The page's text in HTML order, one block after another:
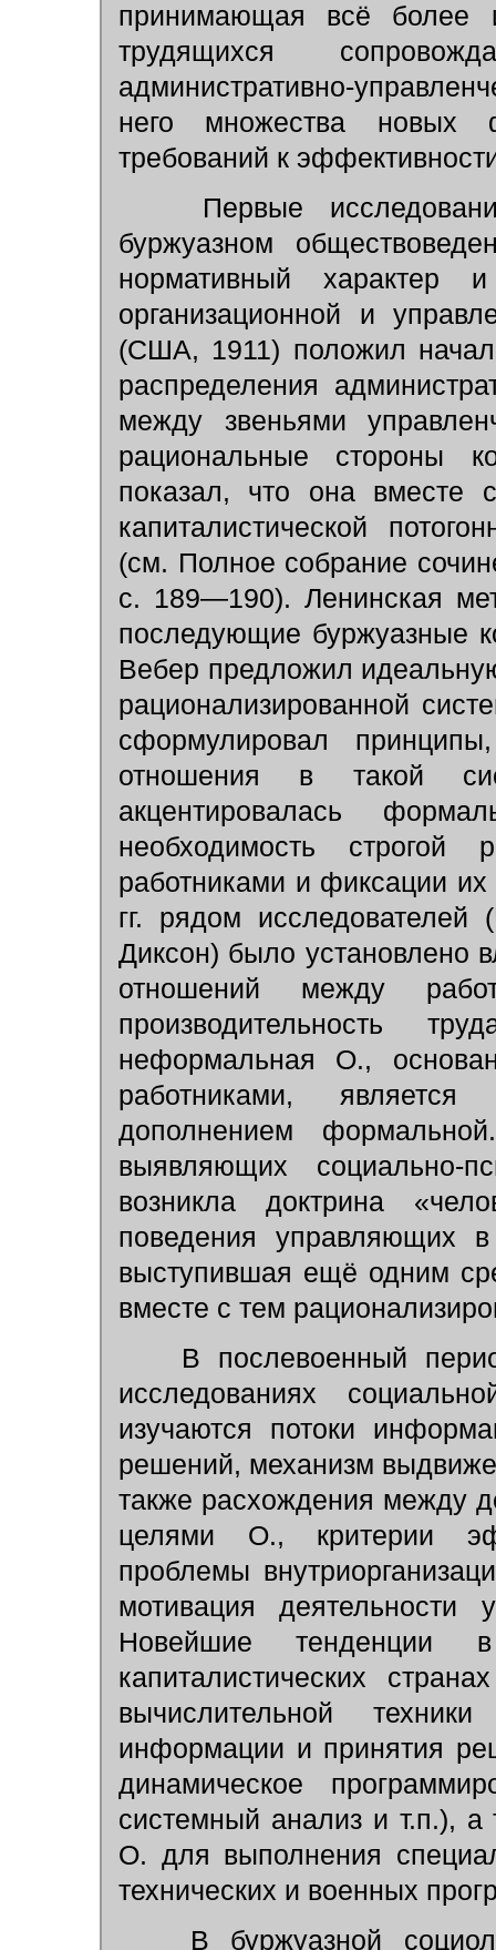
принимающая всё более
трудящихся
административно-
него множества новых
требований к
Первые
буржуазном
нормативный характер
организационной и
(США, 1911) положил
распределения
между звеньями
рациональные стороны
показал, что она вместе
капиталистической
(см. Полное собрание
с. 189—190). Ленинская
последующие буржуазные
Вебер предложил
рационализированной
сформулировал
отношения в такой
акцентировалась
необходимость строгой
работниками и фиксации
гг. рядом
Диксон) было установлено
отношений между
производительность
неформальная О.,
работниками,
дополнением
выявляющих социально-
возникла доктрина
поведения управляющих
выступившая ещё одним
вместе с тем
В послевоенный
исследованиях
изучаются потоки
решений, механизм
также расхождения между
целями О., критерии
проблемы
мотивация деятельности
Новейшие
капиталистических
вычислительной
информации и принятия
динамическое
системный анализ и т.п.), а
О. для выполнения
технических и военных
В буржуазной